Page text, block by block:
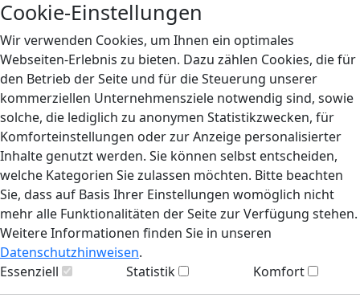
Cookie-Einstellungen
Wir verwenden Cookies, um Ihnen ein optimales
Webseiten-Erlebnis zu bieten. Dazu zählen Cookies, die für
den Betrieb der Seite und für die Steuerung unserer
kommerziellen Unternehmensziele notwendig sind, sowie
solche, die lediglich zu anonymen Statistikzwecken, für
Komforteinstellungen oder zur Anzeige personalisierter
Inhalte genutzt werden. Sie können selbst entscheiden,
welche Kategorien Sie zulassen möchten. Bitte beachten
Sie, dass auf Basis Ihrer Einstellungen womöglich nicht
mehr alle Funktionalitäten der Seite zur Verfügung stehen.
Weitere Informationen finden Sie in unseren
Datenschutzhinweisen.
Essenziell
Statistik Komfort